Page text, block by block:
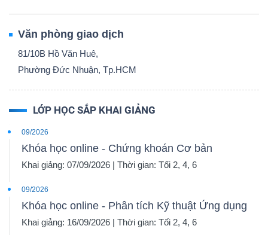
Văn phòng giao dịch
81/10B Hồ Văn Huê,
Phường Đức Nhuận, Tp.HCM
LỚP HỌC SẮP KHAI GIẢNG
09/2026
Khóa học online - Chứng khoán Cơ bản
Khai giảng: 07/09/2026 | Thời gian: Tối 2, 4, 6
09/2026
Khóa học online - Phân tích Kỹ thuật Ứng dụng
Khai giảng: 16/09/2026 | Thời gian: Tối 2, 4, 6